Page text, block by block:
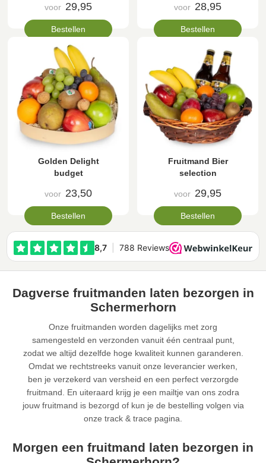
voor 29,95
Bestellen
voor 28,95
Bestellen
Golden Delight
budget
voor 23,50
Bestellen
Fruitmand Bier
selection
voor 29,95
Bestellen
Dagverse fruitmanden laten bezorgen in
Schermerhorn
Onze fruitmanden worden dagelijks met zorg
samengesteld en verzonden vanuit één centraal punt,
zodat we altijd dezelfde hoge kwaliteit kunnen garanderen.
Omdat we rechtstreeks vanuit onze leverancier werken,
ben je verzekerd van versheid en een perfect verzorgde
fruitmand. En uiteraard krijg je een mailtje van ons zodra
jouw fruitmand is bezorgd of kun je de bestelling volgen via
onze track & trace pagina.
Morgen een fruitmand laten bezorgen in